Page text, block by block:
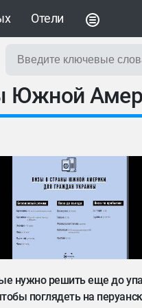
Отели
Южной
нужно решить еще до
поглядеть на